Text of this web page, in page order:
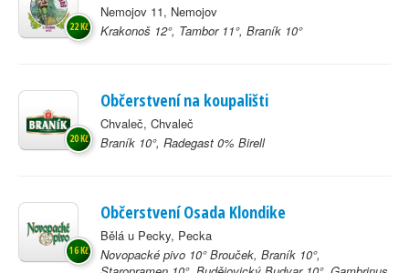
Nemojov 11, Nemojov
Krakonoš 12°, Tambor 11°, Braník 10°
22 Kč
Občerstvení na koupališti
Chvaleč, Chvaleč
Braník 10°, Radegast 0% Birell
20 Kč
Občerstvení Osada Klondike
Bělá u Pecky, Pecka
Novopacké pivo 10° Brouček, Braník 10°,
16 Kč